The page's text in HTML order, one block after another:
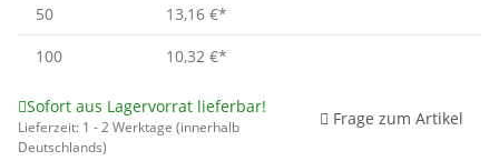
50
13,16 €*
100
10,32 €*
Sofort aus Lagervorrat lieferbar!
Lieferzeit: 1 - 2 Werktage (innerhalb
Deutschlands)
Frage zum Artikel